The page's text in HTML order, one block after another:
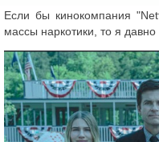
Если бы кинокомпания
массы наркотики, то я